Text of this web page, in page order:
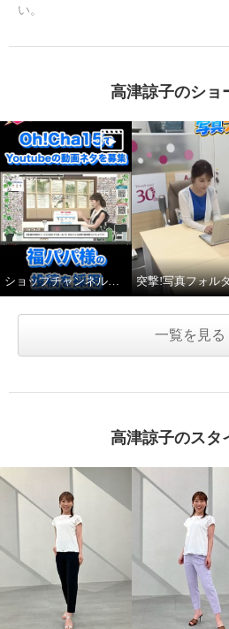
い。
高津諒子のショ
ショップチャンネルキャストでスターティングメンバーを妄想してみた！
一覧を見る
高津諒子のスタ